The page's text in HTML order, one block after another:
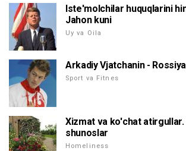
Iste'molchilar huquqlarini
Jahon kuni
Uy va Oila
Arkadiy Vjatchanin -
Sport va Fitnes
Xizmat va ko'chat
shunoslar
Homeliness